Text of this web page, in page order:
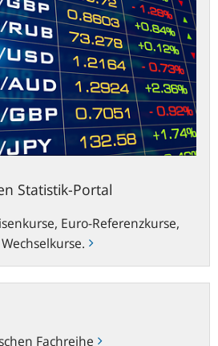
Statistik-Portal
Euro-Referenzkurse,
Fachreihe